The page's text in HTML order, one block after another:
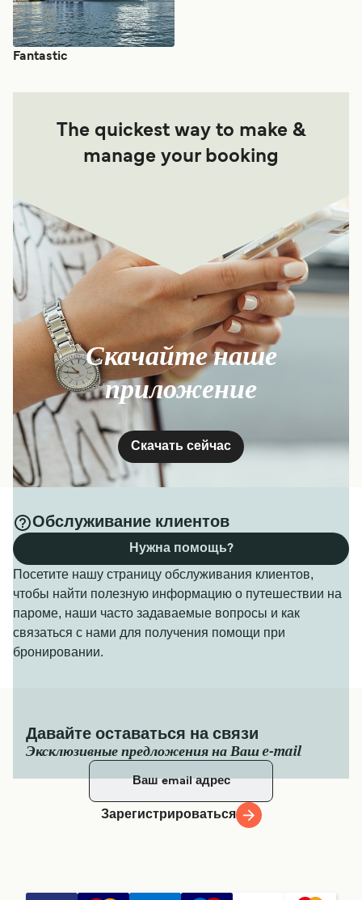
Fantastic
The quickest way to make &
manage your booking
Скачайте наше
приложение
Скачать сейчас
Обслуживание клиентов
Посетите нашу страницу обслуживания клиентов,
чтобы найти полезную информацию о путешествии на
пароме, наши часто задаваемые вопросы и как
связаться с нами для получения помощи при
бронировании.
Нужна помощь?
Давайте оставаться на связи
Эксклюзивные предложения на Ваш e-mail
Зарегистрироваться